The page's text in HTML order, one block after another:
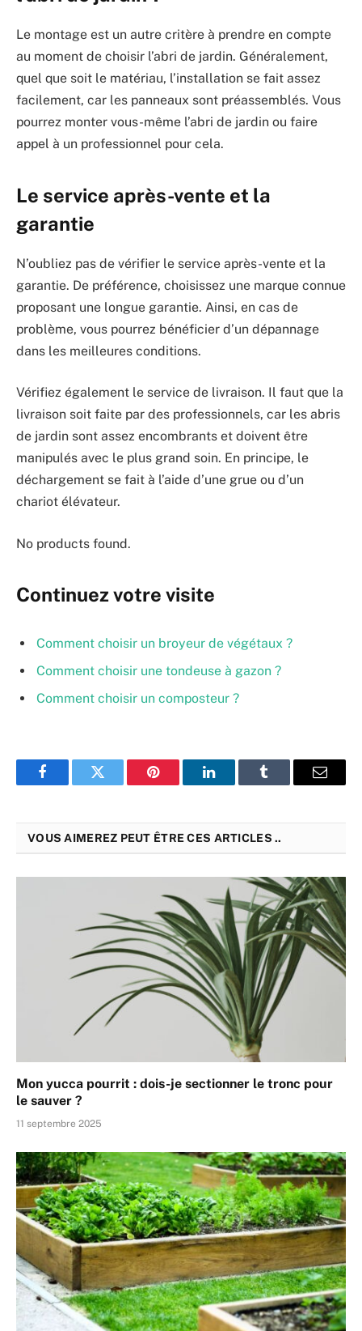
Le montage est un autre critère à prendre en compte
au moment de choisir l’abri de jardin. Généralement,
quel que soit le matériau, l’installation se fait assez
facilement, car les panneaux sont préassemblés. Vous
pourrez monter vous-même l’abri de jardin ou faire
appel à un professionnel pour cela.
Le service après-vente et la
garantie
N’oubliez pas de vérifier le service après-vente et la
garantie. De préférence, choisissez une marque connue
proposant une longue garantie. Ainsi, en cas de
problème, vous pourrez bénéficier d’un dépannage
dans les meilleures conditions.
Vérifiez également le service de livraison. Il faut que la
livraison soit faite par des professionnels, car les abris
de jardin sont assez encombrants et doivent être
manipulés avec le plus grand soin. En principe, le
déchargement se fait à l’aide d’une grue ou d’un
chariot élévateur.
No products found.
Continuez votre visite
Comment choisir un broyeur de végétaux ?
Comment choisir une tondeuse à gazon ?
Comment choisir un composteur ?
FacebookTwitter Pinterest LinkedInTumblr Email
VOUS AIMEREZ PEUT ÊTRE CES ARTICLES ..
Mon yucca pourrit : dois-je sectionner le tronc pour
le sauver ?
11 septembre 2025